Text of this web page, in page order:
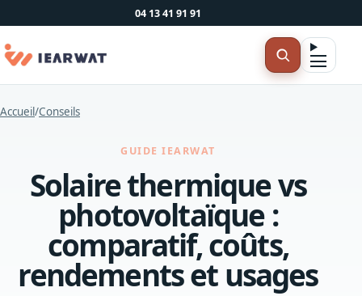
04 13 41 91 91
Accueil/Conseils
GUIDE IEARWAT
Solaire thermique vs
photovoltaïque :
comparatif, coûts,
rendements et usages